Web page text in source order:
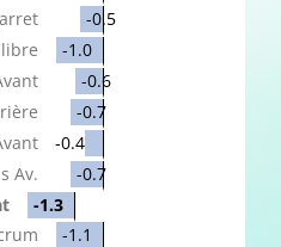
-0.5
-1.0
-0.6
-0.7
-0.4
Av.
-0.7
-1.3
-1.1